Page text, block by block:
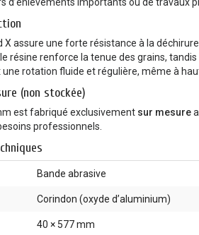
X assure une forte résistance à la
résine renforce la tenue des grains,
rotation fluide et régulière, même à
(non stockée)
est fabriqué exclusivement sur mesure
professionnels.
Bande abrasive
Corindon (oxyde d’aluminium)
40 × 577 mm